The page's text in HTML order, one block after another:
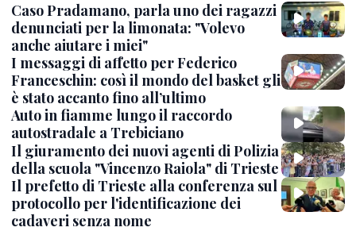
Caso Pradamano, parla uno dei ragazzi
denunciati per la limonata: "Volevo
anche aiutare i miei"
I messaggi di affetto per Federico
Franceschin: così il mondo del basket gli
è stato accanto fino all’ultimo
Auto in fiamme lungo il raccordo
autostradale a Trebiciano
Il giuramento dei nuovi agenti di Polizia
della scuola "Vincenzo Raiola" di Trieste
Il prefetto di Trieste alla conferenza sul
protocollo per l'identificazione dei
cadaveri senza nome